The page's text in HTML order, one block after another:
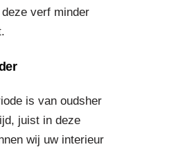
verf minder
is van oudsher
juist in deze
wij uw interieur